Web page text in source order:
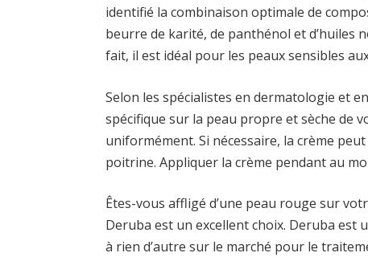
identifié la combinaison optimale de
beurre de karité, de panthénol et d’huiles
fait, il est idéal pour les peaux sensibles
Selon les spécialistes en dermatologie et
spécifique sur la peau propre et sèche de
uniformément. Si nécessaire, la crème
poitrine. Appliquer la crème pendant au
Êtes-vous affligé d’une peau rouge sur
Deruba est un excellent choix. Deruba est
à rien d’autre sur le marché pour le